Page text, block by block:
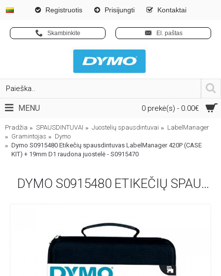
Registruotis Prisijungti Kontaktai
Skambinkite El. paštas
0 prekė(s) - 0.00€
MENU
Pradžia SPAUSDINTUVAI Juostelių spausdintuvai
LabelManager
Gramintojas
Dymo
Dymo S0915480 Etikečių spausdintuvas LabelManager 420P (CASE
KIT) + 19mm D1 raudona juostelė - S0915470
DYMO S0915480 ETIKEČIŲ SPAUSDINTUVAS LABELMANAGER 420P (CASE KIT) + 19MM D1 RAUDONA JUOSTELĖ - S0915470